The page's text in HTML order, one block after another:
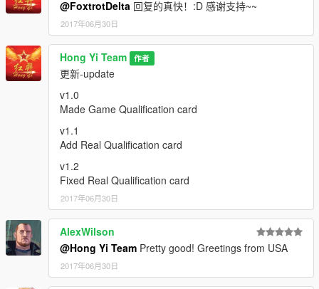
@FoxtrotDelta 回复的真快！:D 感谢支持~~
2017年06月30日
Hong Yi Team 作者
更新-update
v1.0
Made Game Qualification card
v1.1
Add Real Qualification card
v1.2
Fixed Real Qualification card
2017年06月30日
AlexWilson
@Hong Yi Team Pretty good! Greetings from USA
2017年06月30日